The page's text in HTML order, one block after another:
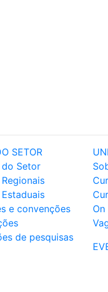
SETOR
do Setor
e convenções
de pesquisas